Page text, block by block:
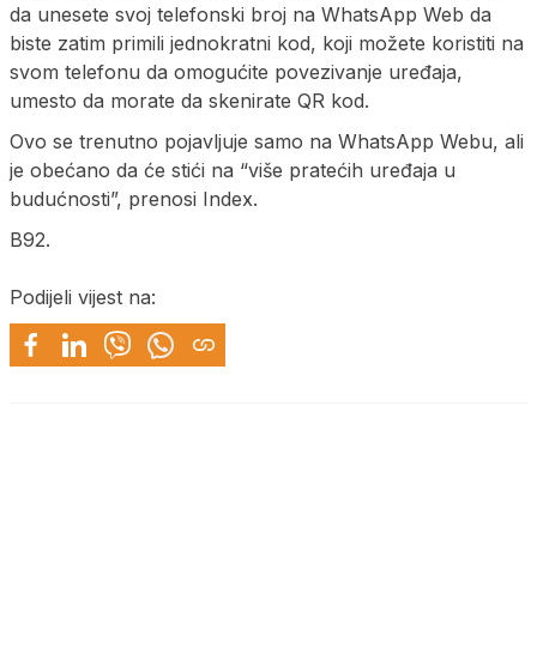
da unesete svoj telefonski broj na WhatsApp Web da
biste zatim primili jednokratni kod, koji možete koristiti na
svom telefonu da omogućite povezivanje uređaja,
umesto da morate da skenirate QR kod.
Ovo se trenutno pojavljuje samo na WhatsApp Webu, ali
je obećano da će stići na “više pratećih uređaja u
budućnosti”, prenosi Index.
B92.
Podijeli vijest na: